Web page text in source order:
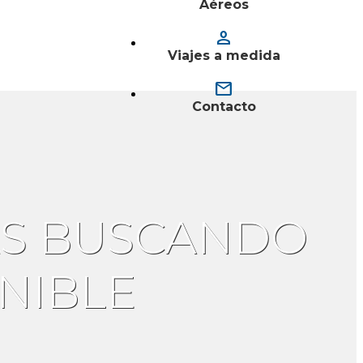
Aéreos
person
Viajes a medida
mail
Contacto
BUSCANDO